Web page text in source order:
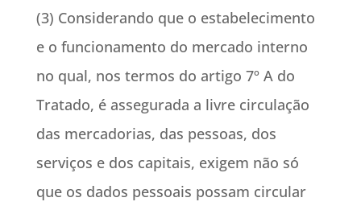
(3) Considerando que o estabelecimento
e o funcionamento do mercado interno
no qual, nos termos do artigo 7º A do
Tratado, é assegurada a livre circulação
das mercadorias, das pessoas, dos
serviços e dos capitais, exigem não só
que os dados pessoais possam circular